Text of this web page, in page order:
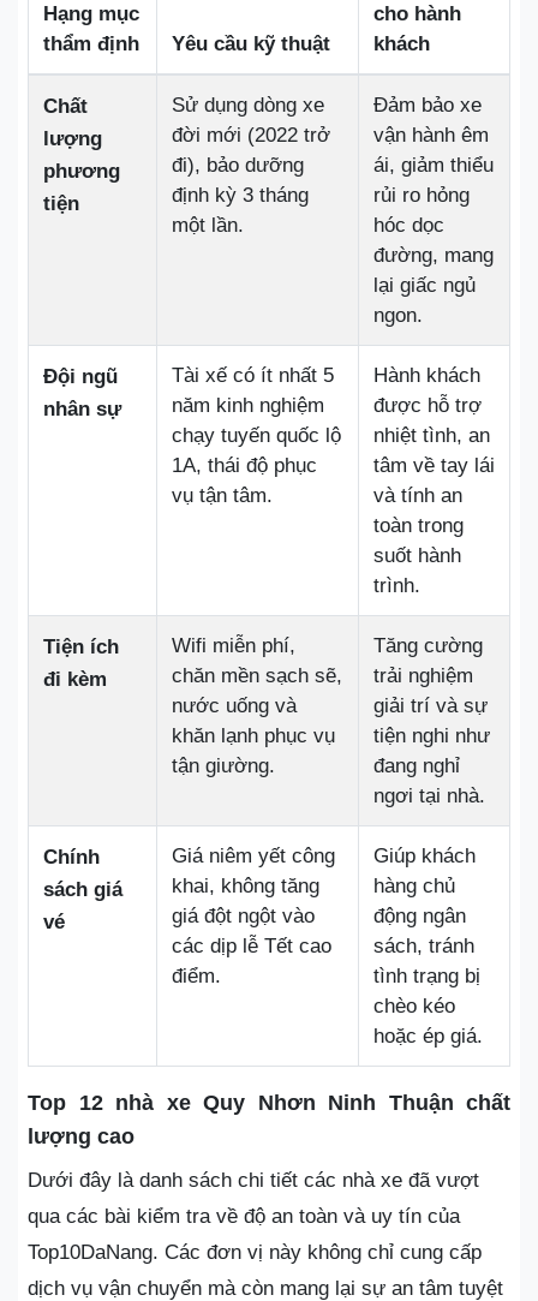
Hạng mục
thẩm định
Yêu cầu kỹ thuật
cho hành
khách
Chất
lượng
phương
tiện
Sử dụng dòng xe
đời mới (2022 trở
đi), bảo dưỡng
định kỳ 3 tháng
một lần.
Đảm bảo xe
vận hành êm
ái, giảm thiểu
rủi ro hỏng
hóc dọc
đường, mang
lại giấc ngủ
ngon.
Đội ngũ
nhân sự
Tài xế có ít nhất 5
năm kinh nghiệm
chạy tuyến quốc lộ
1A, thái độ phục
vụ tận tâm.
Hành khách
được hỗ trợ
nhiệt tình, an
tâm về tay lái
và tính an
toàn trong
suốt hành
trình.
Tiện ích
đi kèm
Wifi miễn phí,
chăn mền sạch sẽ,
nước uống và
khăn lạnh phục vụ
tận giường.
Tăng cường
trải nghiệm
giải trí và sự
tiện nghi như
đang nghỉ
ngơi tại nhà.
Chính
sách giá
vé
Giá niêm yết công
khai, không tăng
giá đột ngột vào
các dịp lễ Tết cao
điểm.
Giúp khách
hàng chủ
động ngân
sách, tránh
tình trạng bị
chèo kéo
hoặc ép giá.
Top 12 nhà xe Quy Nhơn Ninh Thuận chất
lượng cao
Dưới đây là danh sách chi tiết các nhà xe đã vượt
qua các bài kiểm tra về độ an toàn và uy tín của
Top10DaNang. Các đơn vị này không chỉ cung cấp
dịch vụ vận chuyển mà còn mang lại sự an tâm tuyệt